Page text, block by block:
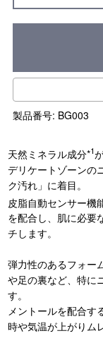
製品番号: BG003
天然ミネラル成分*1
デリケートゾーンの
ク汚れ」に着目。
皮脂自動センサー機
を配合し、肌に必要
チします。
弾力性のあるフォー
や足の裏など、特に
す。
メントールを配合す
時や気温が上がりム